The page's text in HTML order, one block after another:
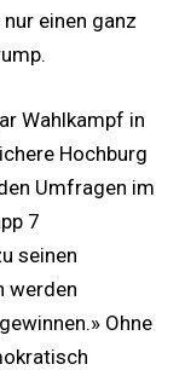
einen ganz
Wahlkampf in
Hochburg
Umfragen im
7
seinen
werden
Ohne